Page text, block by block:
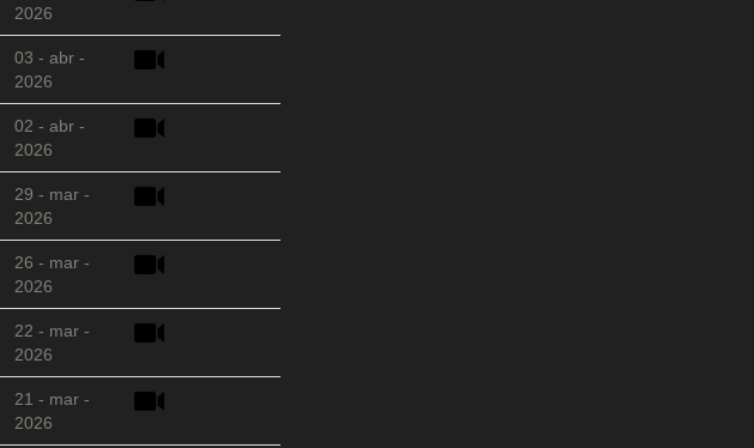
2026
03 - abr -
2026
02 - abr -
2026
29 - mar -
2026
26 - mar -
2026
22 - mar -
2026
21 - mar -
2026